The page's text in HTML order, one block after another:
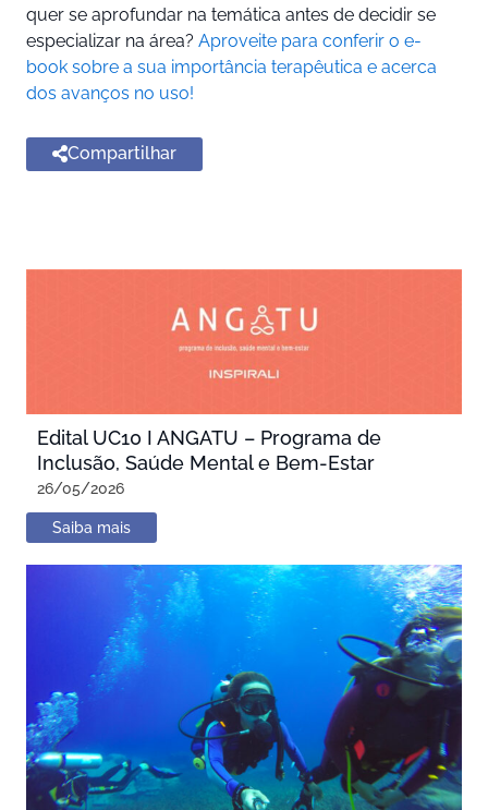
quer se aprofundar na temática antes de decidir se
especializar na área? Aproveite para conferir o e-
book sobre a sua importância terapêutica e acerca
dos avanços no uso!
Compartilhar
Edital UC10 I ANGATU – Programa de
Inclusão, Saúde Mental e Bem-Estar
26/05/2026
Saiba mais